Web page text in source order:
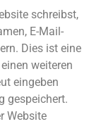
schreibst,
E-Mail-
Dies ist eine
weiteren
eingeben
gespeichert.
Website